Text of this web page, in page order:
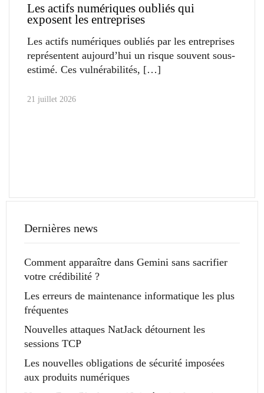
Les actifs numériques oubliés qui
exposent les entreprises
Les actifs numériques oubliés par les entreprises
représentent aujourd’hui un risque souvent sous-
estimé. Ces vulnérabilités,
21 juillet 2026
Dernières news
Comment apparaître dans Gemini sans sacrifier
votre crédibilité ?
Les erreurs de maintenance informatique les plus
fréquentes
Nouvelles attaques NatJack détournent les
sessions TCP
Les nouvelles obligations de sécurité imposées
aux produits numériques